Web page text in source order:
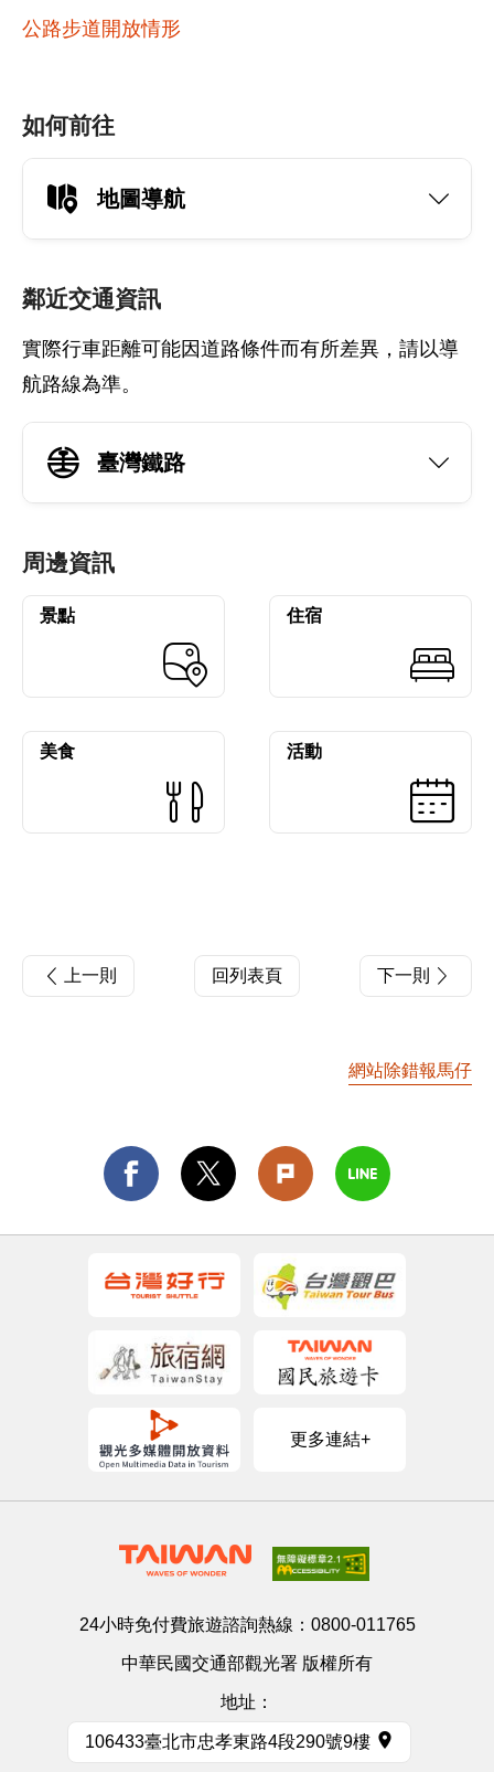
公路步道開放情形
如何前往
地圖導航
鄰近交通資訊
實際行車距離可能因道路條件而有所差異，請以導
航路線為準。
臺灣鐵路
周邊資訊
景點 住宿
美食 活動
上一則 回列表頁 下一則
網站除錯報馬仔
更多連結+
24小時免付費旅遊諮詢熱線： 0800-011765
中華民國交通部觀光署 版權所有
地址：
106433臺北市忠孝東路4段290號9樓